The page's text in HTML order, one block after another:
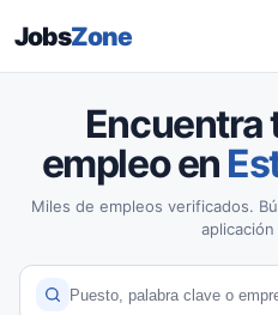
JobsZone
Encuentra
empleo en
Miles de empleos verificados.